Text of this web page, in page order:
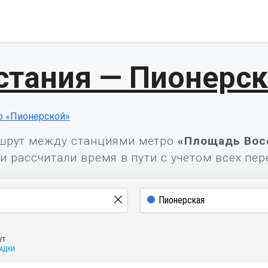
—
«Пионерской»
между станциями метро«Площадь
рассчитали время в пути с учётом всех